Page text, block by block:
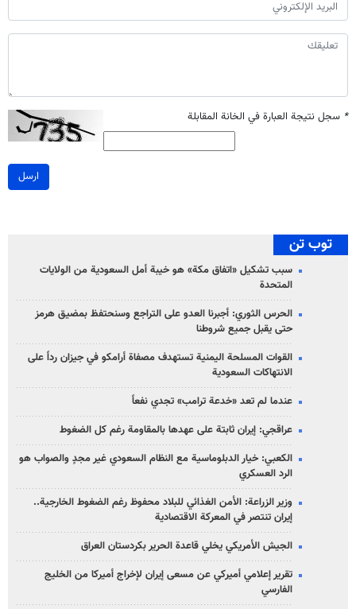
* سجل نتيجة العبارة في الخانة المقابلة
ارسل
توب تن
سبب تشكيل «اتفاق مكة» هو خيبة أمل السعودية من الولايات
المتحدة
الحرس الثوري: أجبرنا العدو على التراجع وسنحتفظ بمضيق هرمز
حتى يقبل جميع شروطنا
القوات المسلحة اليمنية تستهدف مصفاة أرامكو في جيزان رداً على
الانتهاكات السعودية
عندما لم تعد «خدعة ترامب» تجدي نفعاً
عراقجي: إيران ثابتة على عهدها بالمقاومة رغم كل الضغوط
الكعبي: خيار الدبلوماسية مع النظام السعودي غير مجدٍ والصواب هو
الرد العسكري
وزير الزراعة: الأمن الغذائي للبلاد محفوظ رغم الضغوط الخارجية..
إيران تنتصر في المعركة الاقتصادية
الجيش الأمريكي يخلي قاعدة الحرير بكردستان العراق
تقرير إعلامي أميركي عن مسعى إيران لإخراج أميركا من الخليج
الفارسي